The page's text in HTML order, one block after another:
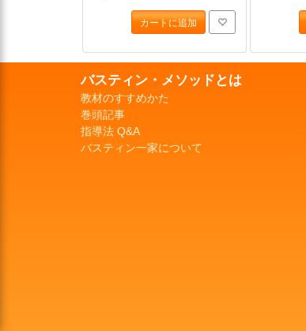
カートに追加
バスティン・メソッドとは
教材のすすめかた
巻頭記事
指導法 Q&A
バスティン一家について